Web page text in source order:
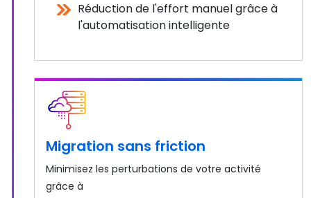
Réduction de l'effort manuel grâce à
l'automatisation intelligente
Migration sans friction
Minimisez les perturbations de votre activité
grâce à